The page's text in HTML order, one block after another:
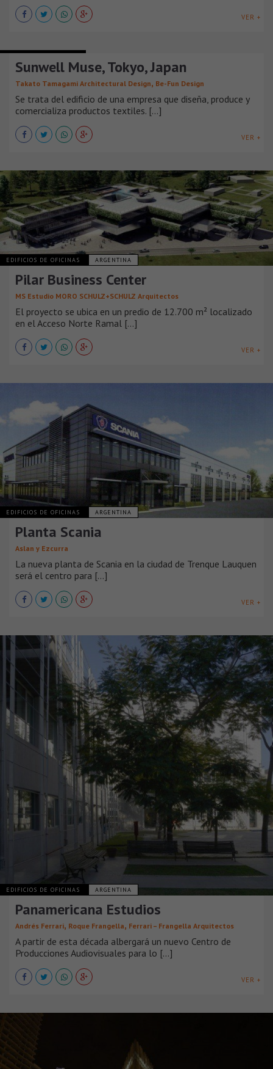
VER +
Sunwell Muse, Tokyo, Japan
Takato Tamagami Architectural Design, Be-Fun Design
Se trata del edificio de una empresa que diseña, produce y
comercializa productos textiles. [...]
VER +
EDIFICIOS DE OFICINAS ARGENTINA
Pilar Business Center
MS Estudio MORO SCHULZ+SCHULZ Arquitectos
El proyecto se ubica en un predio de 12.700 m² localizado
en el Acceso Norte Ramal [...]
VER +
EDIFICIOS DE OFICINAS ARGENTINA
Planta Scania
Aslan y Ezcurra
La nueva planta de Scania en la ciudad de Trenque Lauquen
será el centro para [...]
VER +
EDIFICIOS DE OFICINAS ARGENTINA
Panamericana Estudios
Andrés Ferrari, Roque Frangella, Ferrari – Frangella Arquitectos
A partir de esta década albergará un nuevo Centro de
Producciones Audiovisuales para lo [...]
VER +